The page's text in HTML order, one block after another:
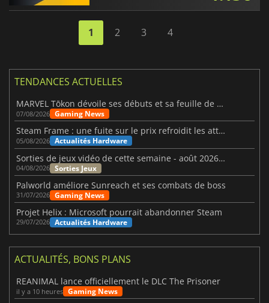
1 2 3 4
TENDANCES ACTUELLES
MARVEL Tōkon dévoile ses débuts et sa feuille de route
07/08/2026 Gaming News
Steam Frame : une fuite sur le prix refroidit les attentes VR
05/08/2026 Actualités Hardware
Sorties de jeux vidéo de cette semaine - août 2026 (semaine 32)
04/08/2026 Sorties Jeux
Palworld améliore Sunreach et ses combats de boss
31/07/2026 Gaming News
Projet Helix : Microsoft pourrait abandonner Steam
29/07/2026 Actualités Hardware
ACTUALITÉS, BONS PLANS
REANIMAL lance officiellement le DLC The Prisoner
il y a 10 heures Gaming News